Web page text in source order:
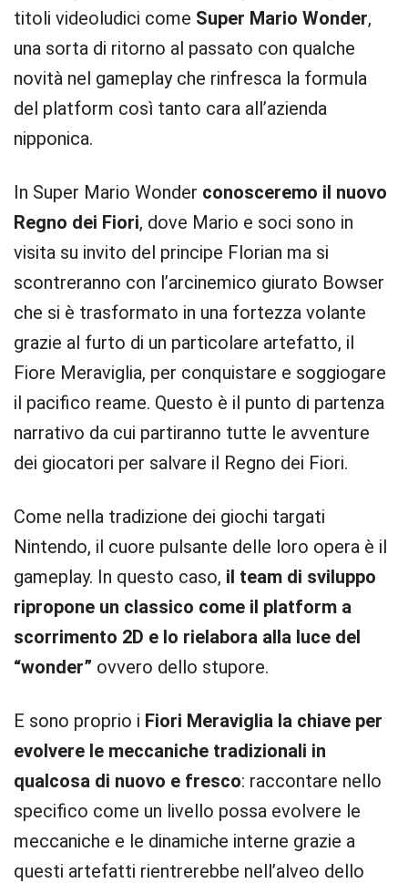
titoli videoludici come Super Mario Wonder,
una sorta di ritorno al passato con qualche
novità nel gameplay che rinfresca la formula
del platform così tanto cara all’azienda
nipponica.
In Super Mario Wonder conosceremo il nuovo
Regno dei Fiori, dove Mario e soci sono in
visita su invito del principe Florian ma si
scontreranno con l’arcinemico giurato Bowser
che si è trasformato in una fortezza volante
grazie al furto di un particolare artefatto, il
Fiore Meraviglia, per conquistare e soggiogare
il pacifico reame. Questo è il punto di partenza
narrativo da cui partiranno tutte le avventure
dei giocatori per salvare il Regno dei Fiori.
Come nella tradizione dei giochi targati
Nintendo, il cuore pulsante delle loro opera è il
gameplay. In questo caso, il team di sviluppo
ripropone un classico come il platform a
scorrimento 2D e lo rielabora alla luce del
“wonder” ovvero dello stupore.
E sono proprio i Fiori Meraviglia la chiave per
evolvere le meccaniche tradizionali in
qualcosa di nuovo e fresco: raccontare nello
specifico come un livello possa evolvere le
meccaniche e le dinamiche interne grazie a
questi artefatti rientrerebbe nell’alveo dello